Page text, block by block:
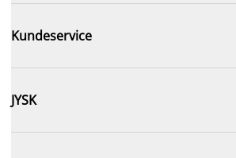
Kundeservice
JYSK